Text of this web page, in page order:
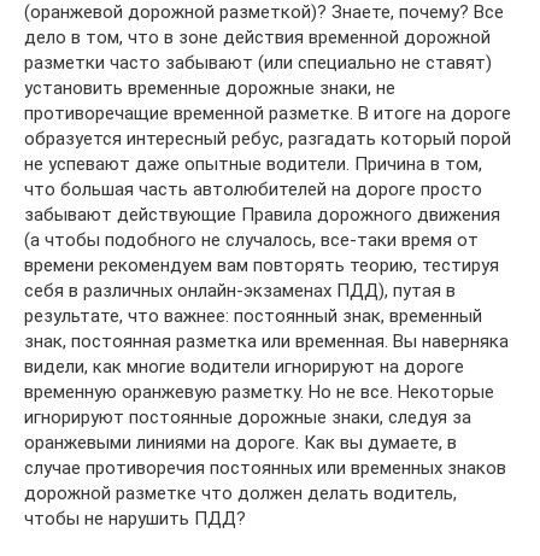
(оранжевой дорожной разметкой)? Знаете, почему? Все
дело в том, что в зоне действия временной дорожной
разметки часто забывают (или специально не ставят)
установить временные дорожные знаки, не
противоречащие временной разметке. В итоге на дороге
образуется интересный ребус, разгадать который порой
не успевают даже опытные водители. Причина в том,
что большая часть автолюбителей на дороге просто
забывают действующие Правила дорожного движения
(а чтобы подобного не случалось, все-таки время от
времени рекомендуем вам повторять теорию, тестируя
себя в различных онлайн-экзаменах ПДД), путая в
результате, что важнее: постоянный знак, временный
знак, постоянная разметка или временная. Вы наверняка
видели, как многие водители игнорируют на дороге
временную оранжевую разметку. Но не все. Некоторые
игнорируют постоянные дорожные знаки, следуя за
оранжевыми линиями на дороге. Как вы думаете, в
случае противоречия постоянных или временных знаков
дорожной разметке что должен делать водитель,
чтобы не нарушить ПДД?